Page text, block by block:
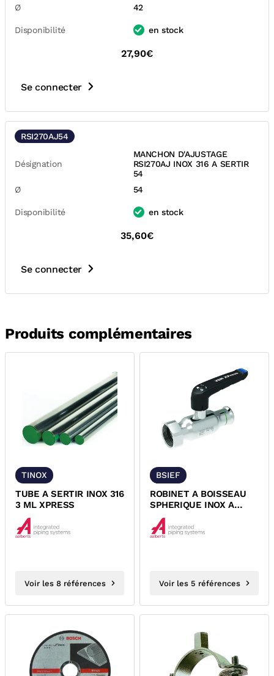
Ø 42
Disponibilité en stock
27,90€
Se connecter
RSI270AJ54
Désignation
MANCHON D'AJUSTAGE
RSI270AJ INOX 316 A SERTIR
54
Ø
54
Disponibilité en stock
35,60€
Se connecter
Produits complémentaires
TINOX
TUBE A SERTIR INOX 316
3 ML XPRESS
Voir les 8 références
BSIEF
ROBINET A BOISSEAU
SPHERIQUE INOX A
SERTIR ECROU
TOURNANT-FEMELLE
Voir les 5 références